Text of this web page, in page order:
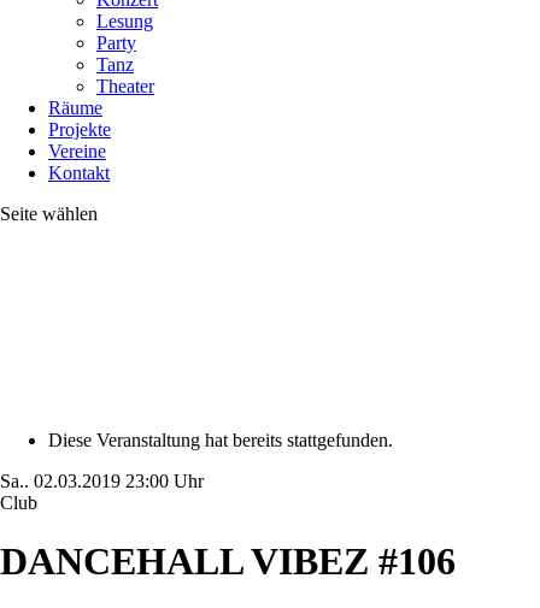
Lesung
Party
Tanz
Theater
Räume
Projekte
Vereine
Kontakt
Seite wählen
Diese Veranstaltung hat bereits stattgefunden.
Sa.. 02.03.2019 23:00 Uhr
Club
DANCEHALL VIBEZ #106